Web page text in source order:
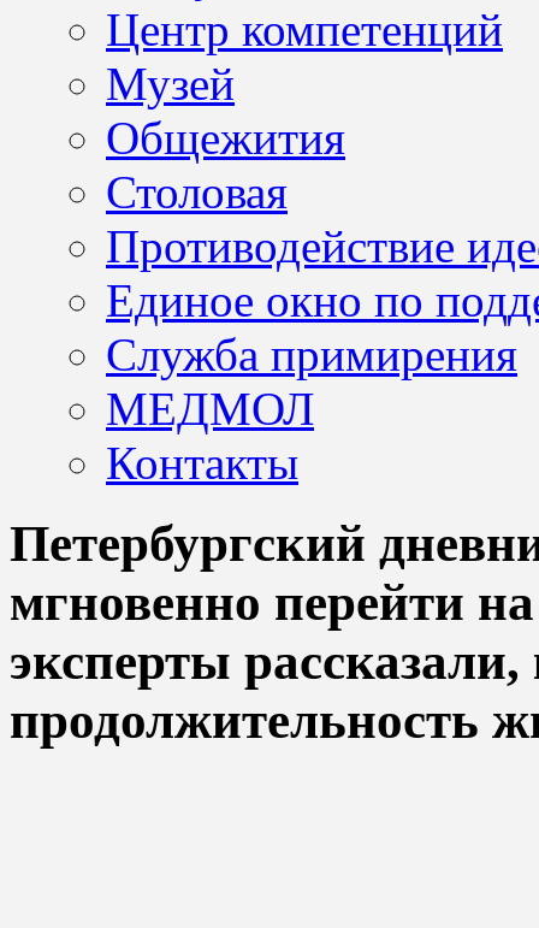
Центр компетенций
Музей
Общежития
Столовая
Противодействие
Единое окно по
Служба примирения
МЕДМОЛ
Контакты
Петербургский
мгновенно перейти
эксперты
продолжительность